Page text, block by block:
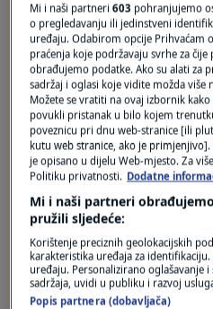
PLANIRANI ZA
Pregovori
SVIJET|19. lip.| 2
G7 SUMMIT U
VIDEO /
sastanak s
poručio: "Ja
Mi i naši partneri603 pohranjujemo
o pregledavanju ili jedinstveni
uređaju. Odabirom opcije Prihvaćam
praćenja koje podržavaju svrhe za
obrađujemo podatke. Ako su alati za
sadržaj i oglasi koje vidite možda više
Možete se vratiti na ovaj izbornik
povukli pristanak u bilo kojem
poveznicu pri dnu web-stranice [ili
kutu web stranice, ako je
je opisano u dijelu Web-mjesto. Za
Politiku privatnosti. Dodatne
Mi i naši partneri
pružili sljedeće:
Korištenje preciznih geolokacijskih
karakteristika uređaja za
uređaju. Personalizirano oglašavanje
sadržaja, uvidi u publiku i razvoj
Popis partnera (dobavljača)